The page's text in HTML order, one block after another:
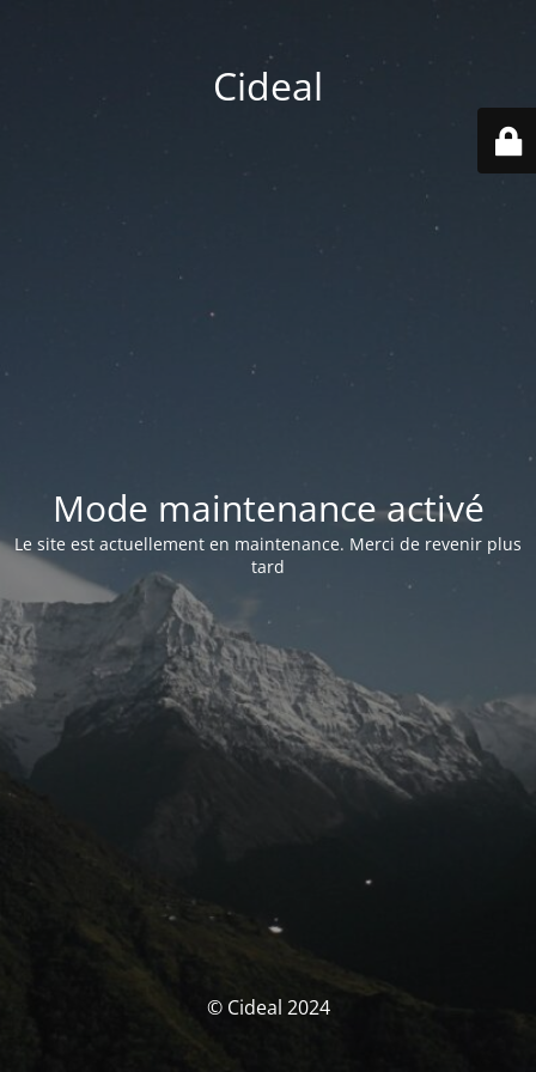
Cideal
Mode maintenance activé
Le site est actuellement en maintenance. Merci de revenir plus
tard
© Cideal 2024